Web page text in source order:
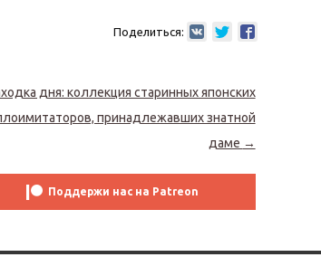
Поделиться:
дня: коллекция старинных японских
принадлежавших знатной
даме →
Поддержи нас на Patreon